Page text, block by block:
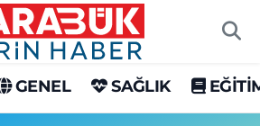
GENEL SAĞLIK
Durumu